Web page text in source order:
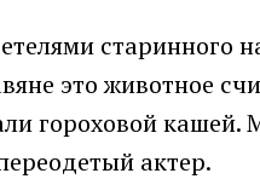
старинного
это животное
гороховой кашей.
актер.